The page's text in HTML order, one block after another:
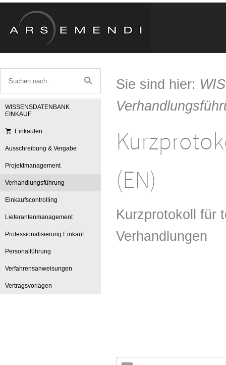
WISSENSDATENBANK
EINKAUF
Einkaufen
Ausschreibung & Vergabe
Projektmanagement
Verhandlungsführung
Einkaufscontrolling
Lieferantenmanagement
Professionalisierung Einkauf
Personalführung
Verfahrensanweisungen
Vertragsvorlagen
Sie sind hier:
(EN)
Kurzprotokoll für
Verhandlungen